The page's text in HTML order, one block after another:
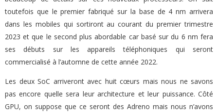
toutefois que le premier fabriqué sur la base de 4 nm arrivera
dans les mobiles qui sortiront au courant du premier trimestre
2023 et que le second plus abordable car basé sur du 6 nm fera
ses débuts sur les appareils téléphoniques qui seront
commercialisé à l’automne de cette année 2022.
Les deux SoC arriveront avec huit cœurs mais nous ne savons
pas encore quelle sera leur architecture et leur puissance. Côté
GPU, on suppose que ce seront des Adreno mais nous n’avons